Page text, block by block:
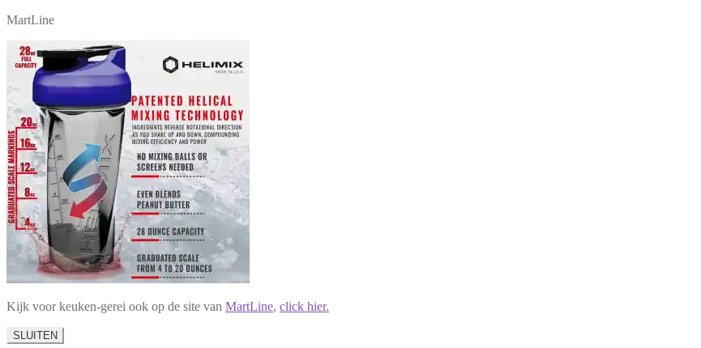
MartLine
Kijk voor keuken-gerei ook op de site van MartLine, click hier.
SLUITEN